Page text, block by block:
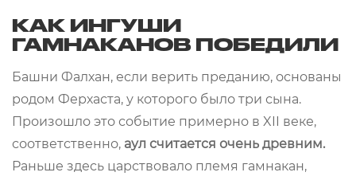
КАК ИНГУШИ
ГАМНАКАНОВ ПОБЕДИЛИ
Башни Фалхан, если верить преданию, основаны
родом Ферхаста, у которого было три сына.
Произошло это событие примерно в XII веке,
соответственно, аул считается очень древним.
Раньше здесь царствовало племя гамнакан,